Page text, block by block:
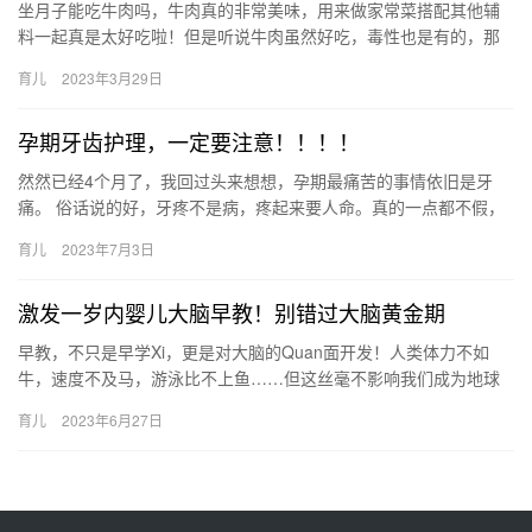
坐月子能吃牛肉吗，牛肉真的非常美味，用来做家常菜搭配其他辅
料一起真是太好吃啦！但是听说牛肉虽然好吃，毒性也是有的，那
方…
育儿 2023年3月29日
孕期牙齿护理，一定要注意！！！！
然然已经4个月了，我回过头来想想，孕期最痛苦的事情依旧是牙
痛。 俗话说的好，牙疼不是病，疼起来要人命。真的一点都不假，
过…
育儿 2023年7月3日
激发一岁内婴儿大脑早教！别错过大脑黄金期
早教，不只是早学Xi，更是对大脑的Quan面开发！人类体力不如
牛，速度不及马，游泳比不上鱼……但这丝毫不影响我们成为地球
育儿 2023年6月27日